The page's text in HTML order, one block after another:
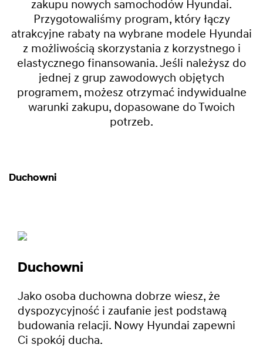
zakupu nowych samochodów Hyundai.
Przygotowaliśmy program, który łączy
atrakcyjne rabaty na wybrane modele Hyundai
z możliwością skorzystania z korzystnego i
elastycznego finansowania. Jeśli należysz do
jednej z grup zawodowych objętych
programem, możesz otrzymać indywidualne
warunki zakupu, dopasowane do Twoich
potrzeb.
Duchowni
Duchowni
Jako osoba duchowna dobrze wiesz, że
dyspozycyjność i zaufanie jest podstawą
budowania relacji. Nowy Hyundai zapewni
Ci spokój ducha.